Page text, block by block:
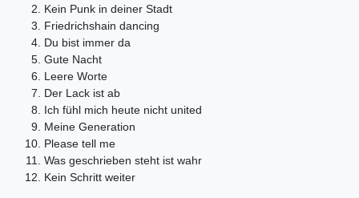
Kein Punk in deiner Stadt
Friedrichshain dancing
Du bist immer da
Gute Nacht
Leere Worte
Der Lack ist ab
Ich fühl mich heute nicht united
Meine Generation
Please tell me
Was geschrieben steht ist wahr
Kein Schritt weiter